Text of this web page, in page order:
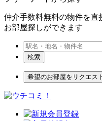
仲介手数料無料の物件を直
お部屋探しができます
検索
希望のお部屋をリクエス